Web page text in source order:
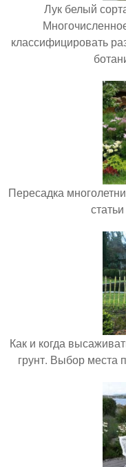
Лук белый
классифицировать
Пересадка
Как и когда
грунт. Выбор места